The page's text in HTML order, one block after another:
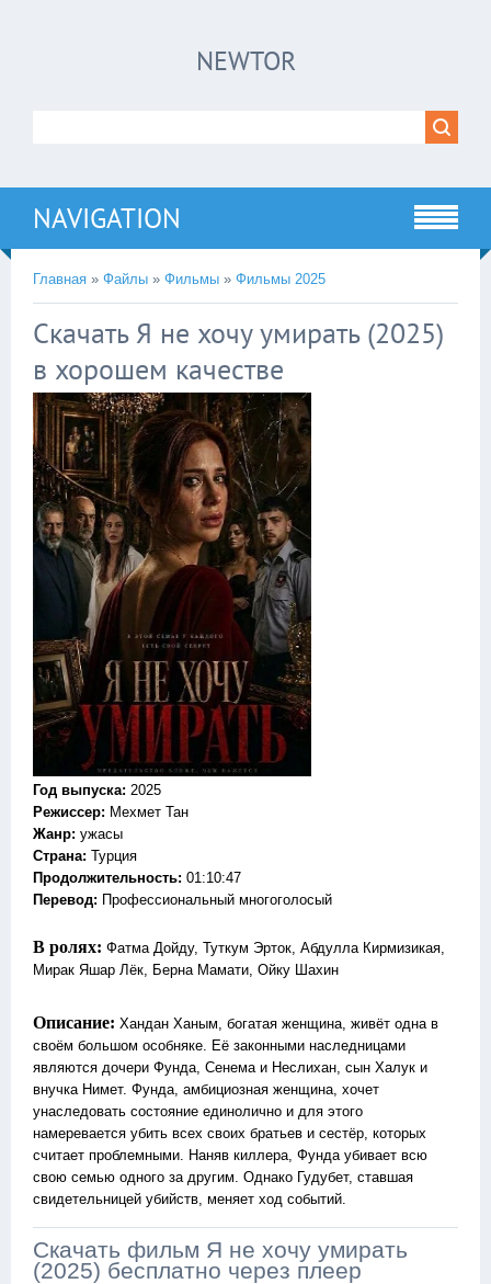
NEWTOR
NAVIGATION
Главная » Файлы » Фильмы » Фильмы 2025
Скачать Я не хочу умирать (2025)
в хорошем качестве
Год выпуска: 2025
Режиссер: Мехмет Тан
Жанр: ужасы
Страна: Турция
Продолжительность: 01:10:47
Перевод: Профессиональный многоголосый
В ролях: Фатма Дойду, Туткум Эрток, Абдулла Кирмизикая,
Мирак Яшар Лёк, Берна Мамати, Ойку Шахин
Описание: Хандан Ханым, богатая женщина, живёт одна в
своём большом особняке. Её законными наследницами
являются дочери Фунда, Сенема и Неслихан, сын Халук и
внучка Нимет. Фунда, амбициозная женщина, хочет
унаследовать состояние единолично и для этого
намеревается убить всех своих братьев и сестёр, которых
считает проблемными. Наняв киллера, Фунда убивает всю
свою семью одного за другим. Однако Гудубет, ставшая
свидетельницей убийств, меняет ход событий.
Скачать фильм Я не хочу умирать
(2025) бесплатно через плеер
!!!Если Вы с телефона сперва нажмите на